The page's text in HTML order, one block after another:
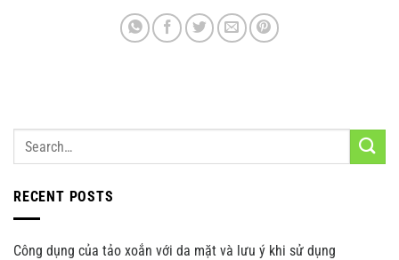
RECENT POSTS
Công dụng của tảo xoắn với da mặt và lưu ý khi sử dụng